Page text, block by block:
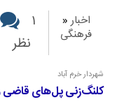
اخبار«
فرهنگی
۱
نظر
شهردار خرم آباد
کلنگ‌زنی پل‌های قاضی